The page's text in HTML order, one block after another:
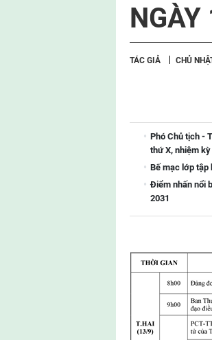
TÁC GIẢ CHỦ
Phó Chủ tịch -
thứ X, nhiệm
Bế mạc lớp tập
Điểm nhấn nổi
2031